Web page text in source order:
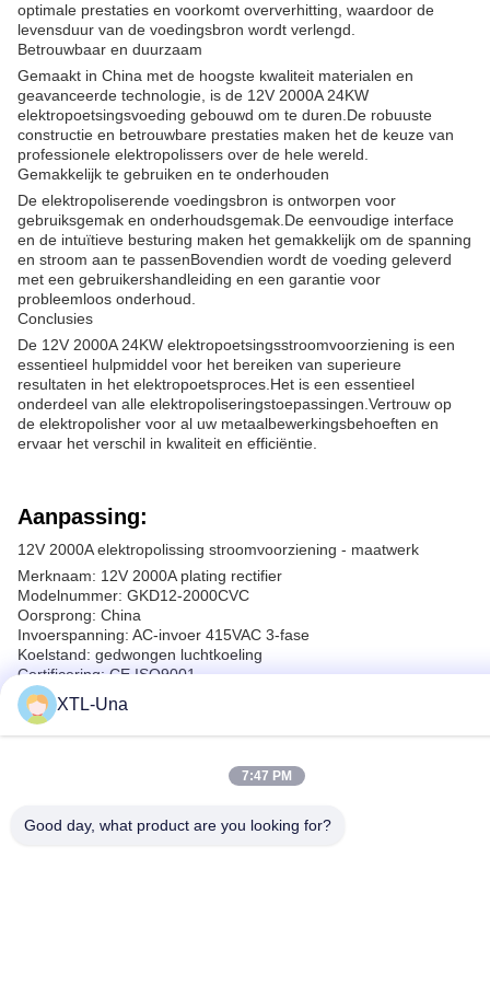
optimale prestaties en voorkomt oververhitting, waardoor de
levensduur van de voedingsbron wordt verlengd.
Betrouwbaar en duurzaam
Gemaakt in China met de hoogste kwaliteit materialen en
geavanceerde technologie, is de 12V 2000A 24KW
elektropoetsingsvoeding gebouwd om te duren.De robuuste
constructie en betrouwbare prestaties maken het de keuze van
professionele elektropolissers over de hele wereld.
Gemakkelijk te gebruiken en te onderhouden
De elektropoliserende voedingsbron is ontworpen voor
gebruiksgemak en onderhoudsgemak.De eenvoudige interface
en de intuïtieve besturing maken het gemakkelijk om de spanning
en stroom aan te passenBovendien wordt de voeding geleverd
met een gebruikershandleiding en een garantie voor
probleemloos onderhoud.
Conclusies
De 12V 2000A 24KW elektropoetsingsstroomvoorziening is een
essentieel hulpmiddel voor het bereiken van superieure
resultaten in het elektropoetsproces.Het is een essentieel
onderdeel van alle elektropoliseringstoepassingen.Vertrouw op
de elektropolisher voor al uw metaalbewerkingsbehoeften en
ervaar het verschil in kwaliteit en efficiëntie.
Aanpassing:
12V 2000A elektropolissing stroomvoorziening - maatwerk
Merknaam: 12V 2000A plating rectifier
Modelnummer: GKD12-2000CVC
Oorsprong: China
Invoerspanning: AC-invoer 415VAC 3-fase
Koelstand: gedwongen luchtkoeling
Certificering: CE ISO9001
Garantie: 1 jaar
Productnaam: 12V 2000A 24KW elektropoliseringsploeg
Deze op maat gemaakte elektropolisher is ontworpen voor
oplossing voor uw elektropolisherbehoeften.
elektropoetsproces.
XTL-Una
7:47 PM
Good day, what product are you looking for?